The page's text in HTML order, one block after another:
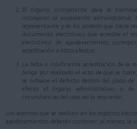
El órgano competente para la
incorporar al expediente administrativo
representante y de los poderes que tiene
documento electrónico que acredite el
electrónico de apoderamientos
acreditación a estos efectos.
La falta o insuficiente acreditación de la
tenga por realizado el acto de que se
se subsane el defecto dentro del plazo de
efecto el órgano administrativo, o de
circunstancias del caso así lo requieran.
Los asientos que se realicen en los registros
apoderamientos deberán contener, al menos, la